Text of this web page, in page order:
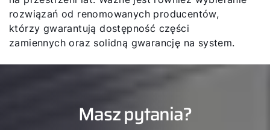
rozwiązań od renomowanych producentów,
którzy gwarantują dostępność części
zamiennych oraz solidną gwarancję na system.
Masz pytania?